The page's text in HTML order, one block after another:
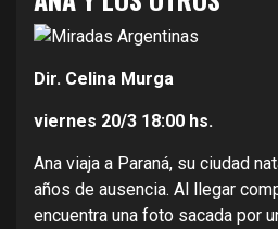
Dir. Celina Murga
viernes 20/3 18:00 hs.
Ana viaja a Paraná, su ciudad
años de ausencia. Al llegar
encuentra una foto sacada por